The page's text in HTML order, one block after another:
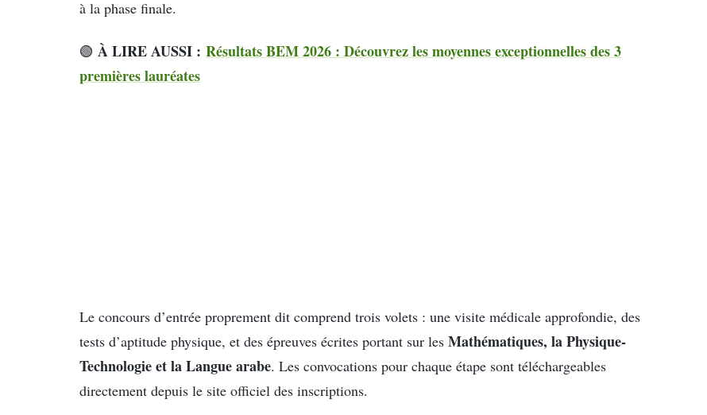
à la phase finale.
🟢 À LIRE AUSSI : Résultats BEM 2026 : Découvrez les moyennes exceptionnelles des 3
premières lauréates
Le concours d’entrée proprement dit comprend trois volets : une visite médicale approfondie, des
tests d’aptitude physique, et des épreuves écrites portant sur les Mathématiques, la Physique-
Technologie et la Langue arabe. Les convocations pour chaque étape sont téléchargeables
directement depuis le site officiel des inscriptions.